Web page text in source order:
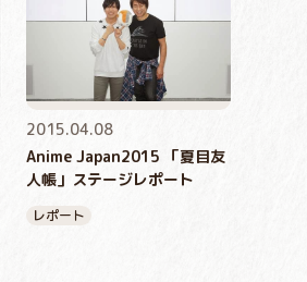
2015.04.08
Anime Japan2015 「夏目友
人帳」ステージレポート
レポート